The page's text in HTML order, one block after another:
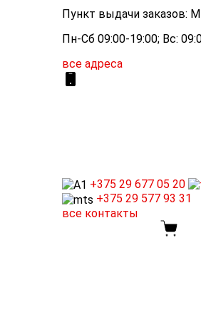
Пункт выдачи заказов:
Пн-Сб 09:00-19:00; Вс:
все адреса
+375 29 677 05 20
+375 29 577 93 31
все контакты